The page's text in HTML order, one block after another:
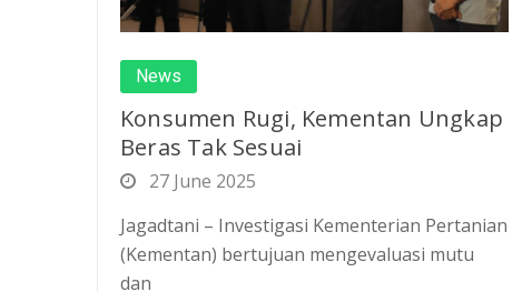
News
Konsumen Rugi, Kementan Ungkap
Beras Tak Sesuai
27 June 2025
Jagadtani – Investigasi Kementerian Pertanian
(Kementan) bertujuan mengevaluasi mutu
dan